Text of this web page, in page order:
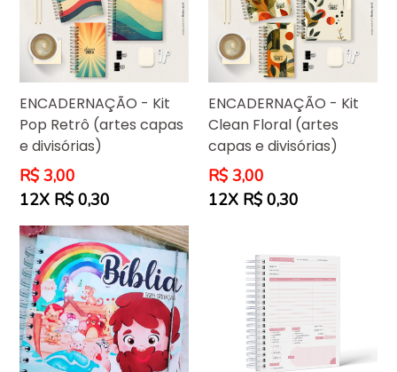
ENCADERNAÇÃO - Kit
Pop Retrô (artes capas
e divisórias)
Preço
normal
R$ 3,00
12X R$ 0,30
ENCADERNAÇÃO - Kit
Clean Floral (artes
capas e divisórias)
Preço
normal
R$ 3,00
12X R$ 0,30